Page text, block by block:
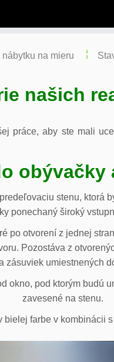
nábytku na mieru
našich
práce, aby ste mali
obývačky
stenu, ktorá
ponechaný široký
po otvorení z jednej
Pozostáva z
zásuviek umiestnených
okno, pod ktorým budú
zavesené na stenu.
bielej farbe v kombinácii